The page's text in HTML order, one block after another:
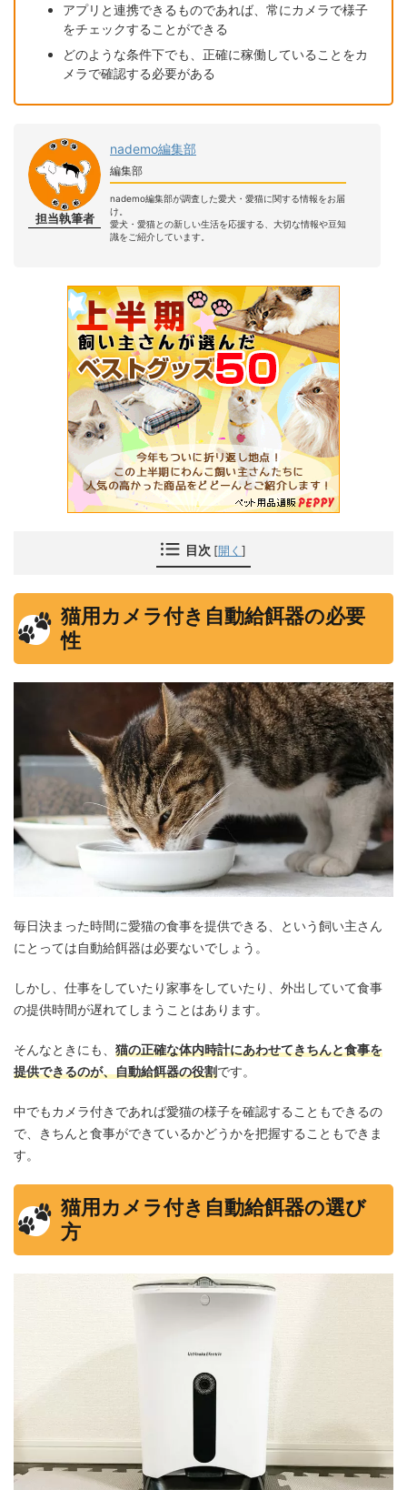
アプリと連携できるものであれば、常にカメラで様子
をチェックすることができる
どのような条件下でも、正確に稼働していることをカ
メラで確認する必要がある
担当執筆者
nademo編集部
編集部
nademo編集部が調査した愛犬・愛猫に関する情報をお届
け。
愛犬・愛猫との新しい生活を応援する、大切な情報や豆知
識をご紹介しています。
目次 [開く ]
猫用カメラ付き自動給餌器の必要
性
毎日決まった時間に愛猫の食事を提供できる、という飼い主さん
にとっては自動給餌器は必要ないでしょう。
しかし、仕事をしていたり家事をしていたり、外出していて食事
の提供時間が遅れてしまうことはあります。
そんなときにも、 猫の正確な体内時計にあわせてきちんと食事を
提供できるのが、自動給餌器の役割です。
中でもカメラ付きであれば愛猫の様子を確認することもできるの
で、きちんと食事ができているかどうかを把握することもできま
す。
猫用カメラ付き自動給餌器の選び
方